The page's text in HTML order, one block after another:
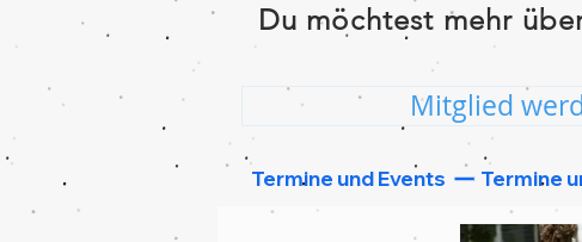
Du möchtest mehr
Dann klicke einen
Mitglied
Termine und Events